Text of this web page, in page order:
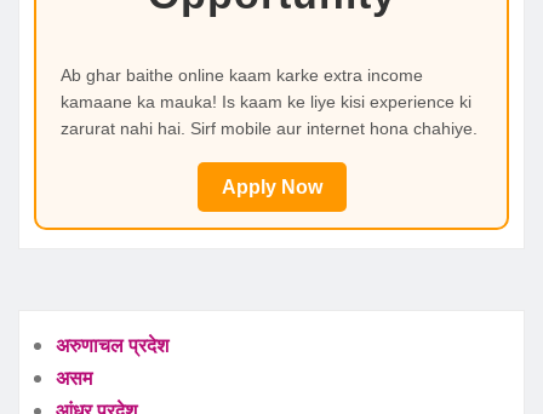
Ab ghar baithe online kaam karke extra income
kamaane ka mauka! Is kaam ke liye kisi experience ki
zarurat nahi hai. Sirf mobile aur internet hona chahiye.
Apply Now
अरुणाचल प्रदेश
असम